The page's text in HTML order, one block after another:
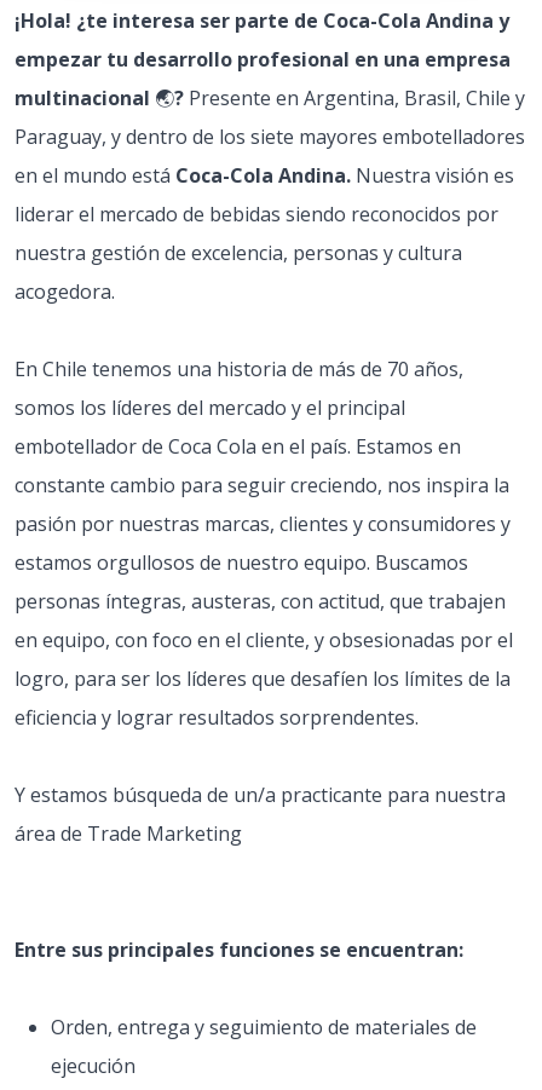
¡Hola! ¿te interesa ser parte de Coca-Cola Andina y
empezar tu desarrollo profesional en una empresa
multinacional 🌏? Presente en Argentina, Brasil, Chile y
Paraguay, y dentro de los siete mayores embotelladores
en el mundo está Coca-Cola Andina. Nuestra visión es
liderar el mercado de bebidas siendo reconocidos por
nuestra gestión de excelencia, personas y cultura
acogedora.
En Chile tenemos una historia de más de 70 años,
somos los líderes del mercado y el principal
embotellador de Coca Cola en el país. Estamos en
constante cambio para seguir creciendo, nos inspira la
pasión por nuestras marcas, clientes y consumidores y
estamos orgullosos de nuestro equipo. Buscamos
personas íntegras, austeras, con actitud, que trabajen
en equipo, con foco en el cliente, y obsesionadas por el
logro, para ser los líderes que desafíen los límites de la
eficiencia y lograr resultados sorprendentes.
Y estamos búsqueda de un/a practicante para nuestra
área de Trade Marketing
Entre sus principales funciones se encuentran:
Orden, entrega y seguimiento de materiales de
ejecución